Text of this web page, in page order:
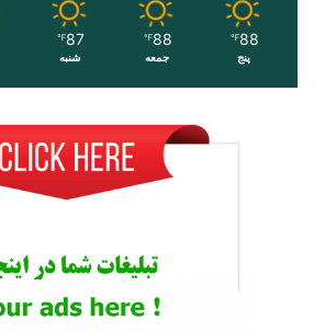
88
℉
پنج
88
℉
جمعه
87
℉
شنبه